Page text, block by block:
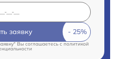
заявку
Вы соглашаетесь cполитикой